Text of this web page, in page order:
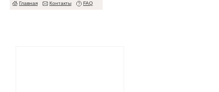
Главная Контакты FAQ